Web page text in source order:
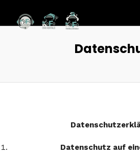
Datenschutz auf